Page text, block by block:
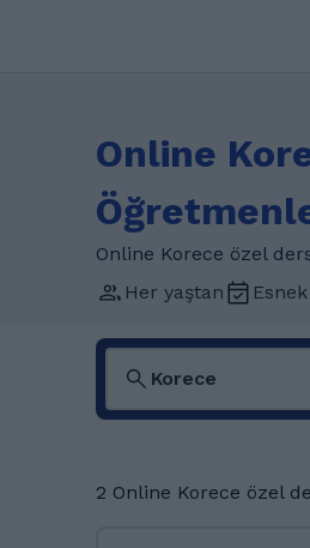
Online
Online Korece özel
Her yaştan
2 Online Korece özel